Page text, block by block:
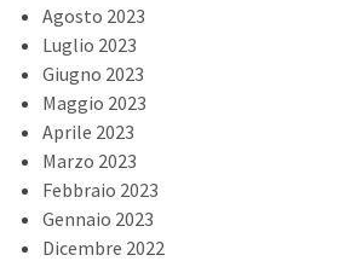
Agosto 2023
Luglio 2023
Giugno 2023
Maggio 2023
Aprile 2023
Marzo 2023
Febbraio 2023
Gennaio 2023
Dicembre 2022